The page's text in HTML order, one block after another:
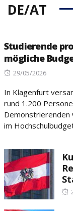
DE/AT
Studierende
mögliche
Posted
29/05/2026
In Klagenfurt
rund 1.200
Demonstrierenden
im